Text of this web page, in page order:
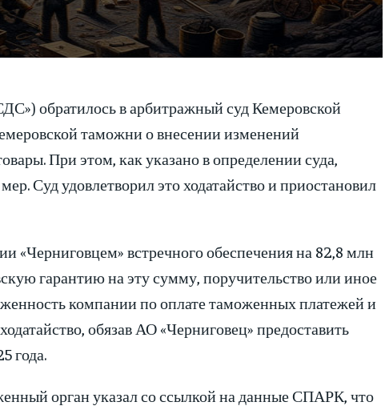
обратилось в арбитражный суд Кемеровской
таможни о внесении изменений
При этом, как указано в определении суда,
Суд удовлетворил это ходатайство и приостановил
«Черниговцем» встречного обеспечения на 82,8 млн
гарантию на эту сумму, поручительство или иное
компании по оплате таможенных платежей и
обязав АО «Черниговец» предоставить
года.
орган указал со ссылкой на данные СПАРК, что